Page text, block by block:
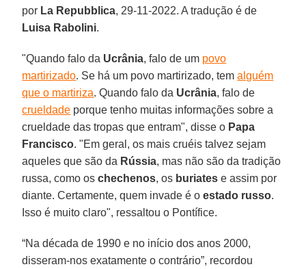
por La Repubblica, 29-11-2022. A tradução é de
Luisa Rabolini.
"Quando falo da Ucrânia, falo de um povo
martirizado. Se há um povo martirizado, temalguém
que o martiriza. Quando falo da Ucrânia, falo de
crueldade porque tenho muitas informações sobre a
crueldade das tropas que entram", disse o Papa
Francisco. "Em geral, os mais cruéis talvez sejam
aqueles que são da Rússia, mas não são da tradição
russa, como oschechenos, os buriates e assim por
diante. Certamente, quem invade é oestado russo.
Isso é muito claro", ressaltou o Pontífice.
“Na década de 1990 e no início dos anos 2000,
disseram-nos exatamente o contrário”, recordou